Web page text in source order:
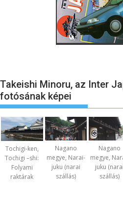
Takeishi Minoru, az Inter
fotósának képei
Tochigi-ken,
Tochigi –shi:
Folyami
raktárak
Nagano
megye, Narai-
juku (narai
szállás)
Nagano
megye,
juku (narai
szállás)